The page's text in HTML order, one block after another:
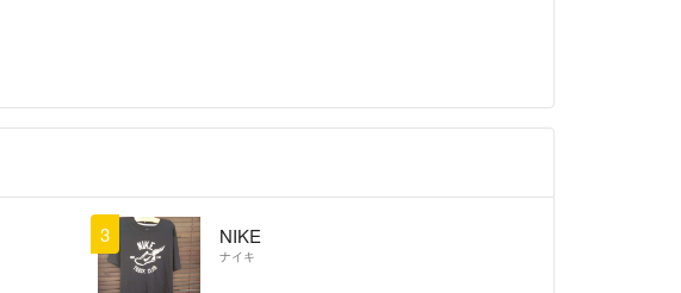
当アカウントはラクマ公式パートナーです。
◆適格請求書発行事業者登録番号：T4260002013524
3 NIKE
ナイキ